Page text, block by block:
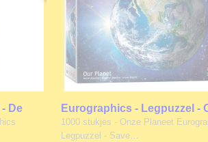
De
Eurographics - Legpuzzel -
Planeet - 1000 stukjes
1000 stukjes - Onze Planeet
Legpuzzel - Save…